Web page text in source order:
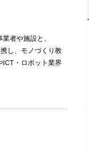
者や施設と、
し、モノづくり教
ICT・ロボット業界